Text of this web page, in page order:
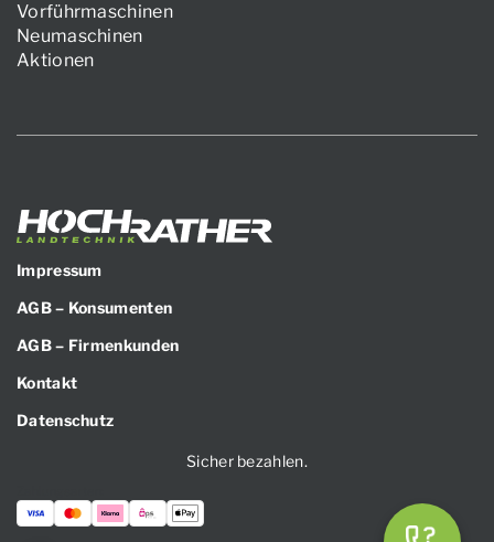
Vorführmaschinen
Neumaschinen
Aktionen
Impressum
AGB – Konsumenten
AGB – Firmenkunden
Kontakt
Datenschutz
Sicher bezahlen.